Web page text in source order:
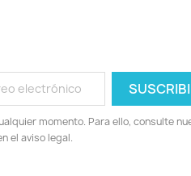
momento. Para ello, consulte
el aviso legal.